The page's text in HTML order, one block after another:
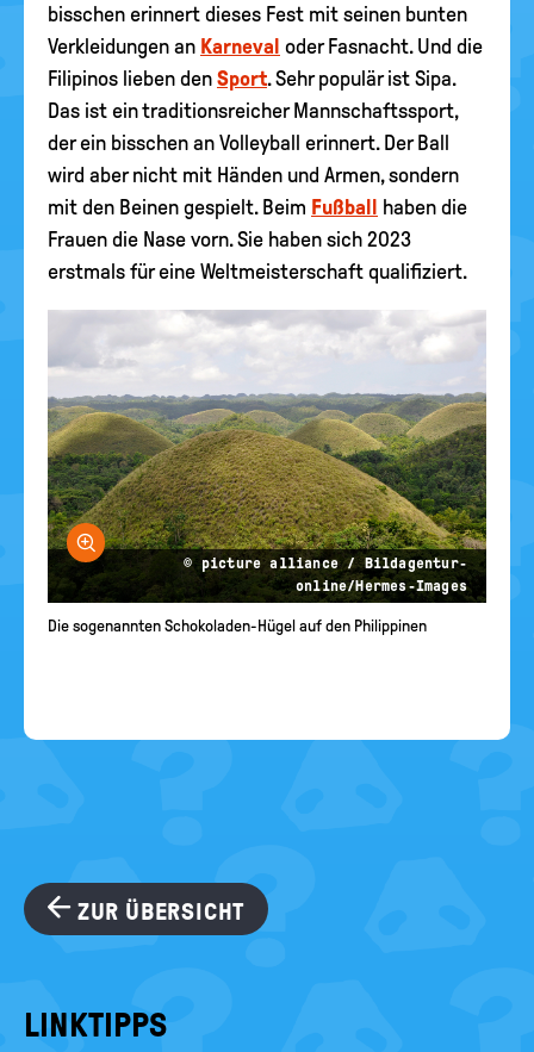
bisschen erinnert dieses Fest mit seinen bunten
Verkleidungen an Karneval oder Fasnacht. Und die
Filipinos lieben den Sport. Sehr populär ist Sipa.
Das ist ein traditionsreicher Mannschaftssport,
der ein bisschen an Volleyball erinnert. Der Ball
wird aber nicht mit Händen und Armen, sondern
mit den Beinen gespielt. Beim Fußball
haben die
Frauen die Nase vorn. Sie haben sich 2023
erstmals für eine Weltmeisterschaft qualifiziert.
Bild vergrößern
© picture alliance / Bildagentur-
online/Hermes-Images
Die sogenannten Schokoladen-Hügel auf den Philippinen
ZUR ÜBERSICHT
LINKTIPPS